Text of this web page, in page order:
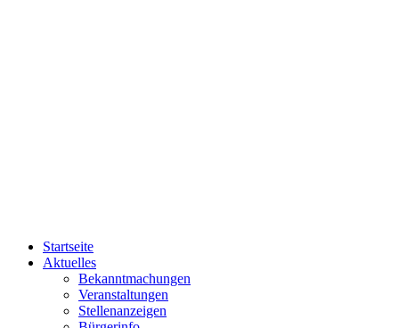
Startseite
Aktuelles
Bekanntmachungen
Veranstaltungen
Stellenanzeigen